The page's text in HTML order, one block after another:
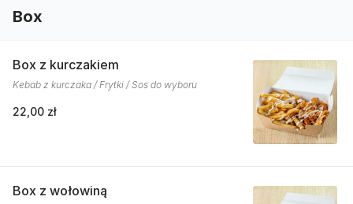
Box
Box z kurczakiem
Kebab z kurczaka / Frytki / Sos do wyboru
22,00 zł
Box z wołowiną